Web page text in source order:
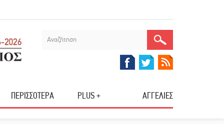
ΠΕΡΙΣΣΟΤΕΡΑ PLUS + ΑΓΓΕΛΙΕΣ